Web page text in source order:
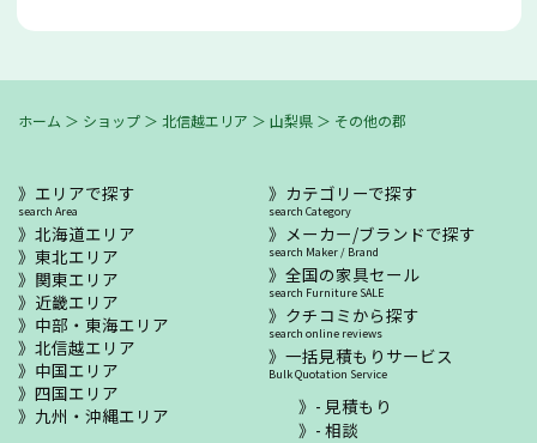
ホーム ＞ ショップ ＞ 北信越エリア ＞ 山梨県 ＞ その他の郡
エリアで探す
search Area
北海道エリア
東北エリア
関東エリア
近畿エリア
中部・東海エリア
北信越エリア
中国エリア
四国エリア
九州・沖縄エリア
カテゴリーで探す
search Category
メーカー/ブランドで探す
search Maker / Brand
全国の家具セール
search Furniture SALE
クチコミから探す
search online reviews
一括見積もりサービス
Bulk Quotation Service
- 見積もり
- 相談